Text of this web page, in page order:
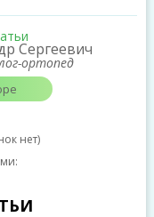
Сергеевич
ортопед
нет)